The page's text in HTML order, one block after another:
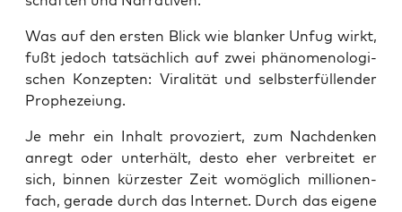
Was auf den ers­ten Blick wie blan­ker Unfug wirkt,
fußt jedoch tat­säch­lich auf zwei phä­no­me­no­lo­gi­
schen Kon­zep­ten: Vira­li­tät und selbst­er­fül­len­der
Prophezeiung.
Je mehr ein Inhalt pro­vo­ziert, zum Nach­den­ken
anregt oder unter­hält, des­to eher ver­brei­tet er
sich, bin­nen kür­zes­ter Zeit womög­lich mil­lio­nen­
fach, gera­de durch das Inter­net. Durch das eige­ne